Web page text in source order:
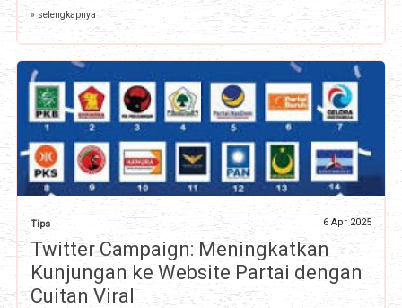
» selengkapnya
Tips 6 Apr 2025
Twitter Campaign: Meningkatkan
Kunjungan ke Website Partai dengan
Cuitan Viral